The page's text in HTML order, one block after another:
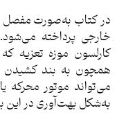
در کتاب به‌صورت مفصل
خارجی پرداخته
کارلسون موزه تعزیه
همچون به بند
می‌تواند موتور محرکه
به‌شکل بهت‌آوری در این